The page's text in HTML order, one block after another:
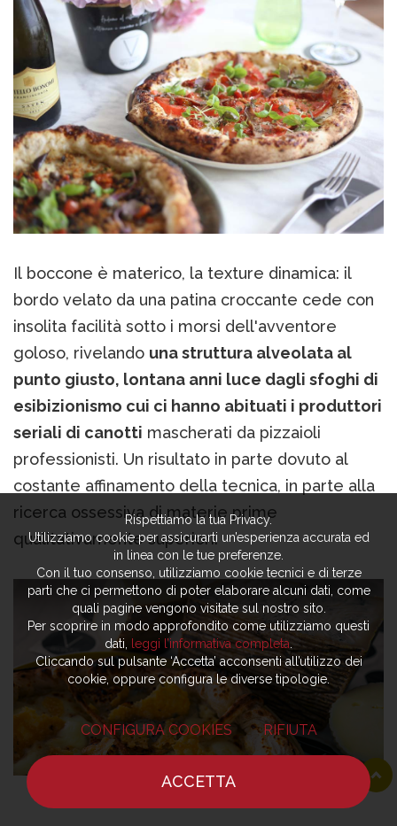
Il boccone è materico, la texture dinamica: il
bordo velato da una patina croccante cede con
insolita facilità sotto i morsi dell'avventore
goloso, rivelando una struttura alveolata al
punto giusto, lontana anni luce dagli sfoghi di
esibizionismo cui ci hanno abituati i produttori
seriali di canotti mascherati da pizzaioli
professionisti. Un risultato in parte dovuto al
costante affinamento della tecnica, in parte alla
ricerca ossessiva di materie prime
qualitativamente superiori.
Rispettiamo la tua Privacy.
Utilizziamo cookie per assicurarti un’esperienza accurata ed
in linea con le tue preferenze.
Con il tuo consenso, utilizziamo cookie tecnici e di terze
parti che ci permettono di poter elaborare alcuni dati, come
quali pagine vengono visitate sul nostro sito.
Per scoprire in modo approfondito come utilizziamo questi
dati,
leggi l’informativa completa
Cliccando sul pulsante ‘Accetta’ acconsenti all’utilizzo dei
cookie, oppure configura le diverse tipologie.
CONFIGURA COOKIES RIFIUTA
ACCETTA